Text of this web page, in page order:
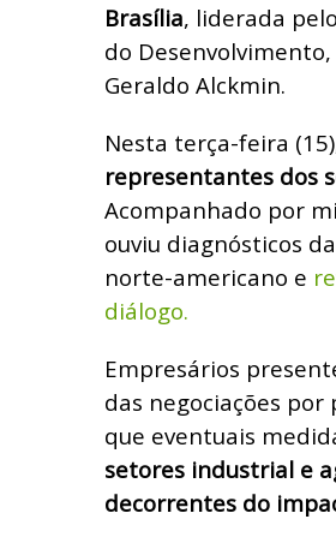
Brasília, liderada
do Desenvolvimento,
Geraldo Alckmin.
Nesta terça-feira
representantes dos
Acompanhado por
ouviu diagnósticos
norte-americano e
diálogo.
Empresários
das negociações
que eventuais
setores industrial e
decorrentes do